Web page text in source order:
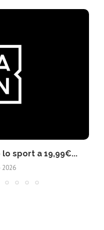
sport a 19,99€...
2026